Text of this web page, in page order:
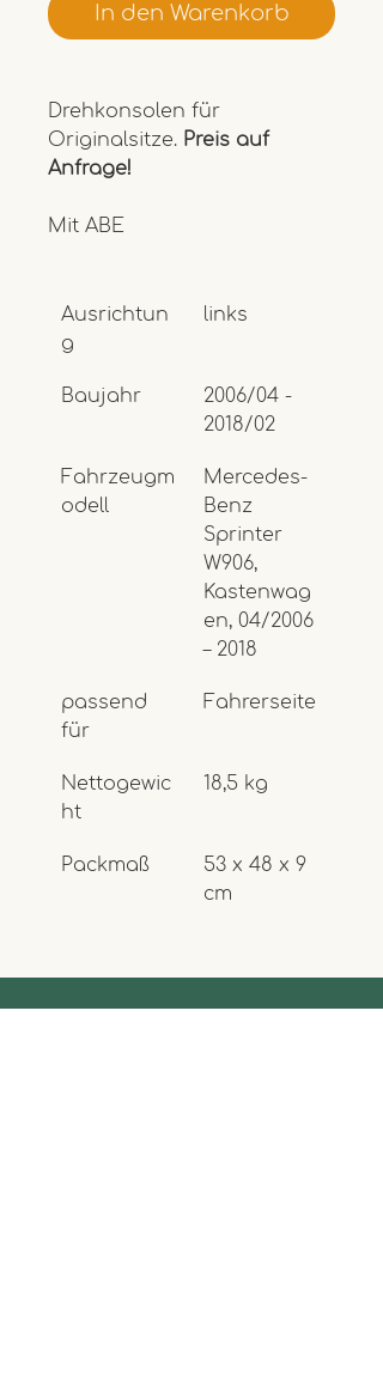
In den Warenkorb
Drehkonsolen für
Originalsitze. Preis auf
Anfrage!
Mit ABE
Ausrichtun
g
links
Baujahr
2006/04 -
2018/02
Fahrzeugm
odell
Mercedes-
Benz
Sprinter
W906,
Kastenwag
en, 04/2006
– 2018
passend
für
Fahrerseite
Nettogewic
ht
18,5 kg
Packmaß
53 x 48 x 9
cm